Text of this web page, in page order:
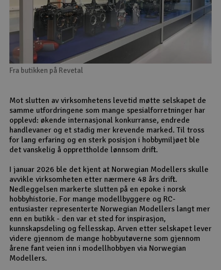
Fra butikken på Revetal
Mot slutten av virksomhetens levetid møtte selskapet de
samme utfordringene som mange spesialforretninger har
opplevd: økende internasjonal konkurranse, endrede
handlevaner og et stadig mer krevende marked. Til tross
for lang erfaring og en sterk posisjon i hobbymiljøet ble
det vanskelig å opprettholde lønnsom drift.
I januar 2026 ble det kjent at Norwegian Modellers skulle
avvikle virksomheten etter nærmere 48 års drift.
Nedleggelsen markerte slutten på en epoke i norsk
hobbyhistorie. For mange modellbyggere og RC-
entusiaster representerte Norwegian Modellers langt mer
enn en butikk - den var et sted for inspirasjon,
kunnskapsdeling og fellesskap. Arven etter selskapet lever
videre gjennom de mange hobbyutøverne som gjennom
årene fant veien inn i modellhobbyen via Norwegian
Modellers.